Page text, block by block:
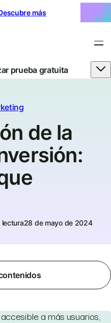
más
prueba gratuita
de la
lectura28 de mayo de 2024
a más usuarios,